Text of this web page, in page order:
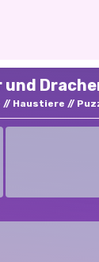
und
Haustiere